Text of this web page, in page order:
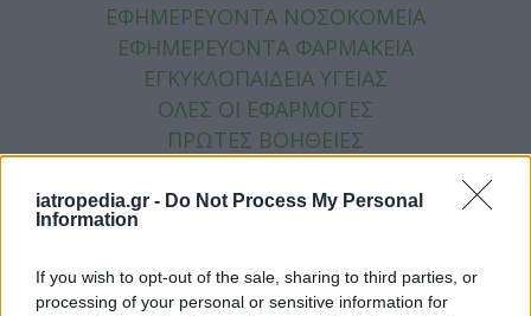
iatropedia.gr - Do Not Process My Personal
Information
If you wish to opt-out of the sale, sharing to third parties, or
processing of your personal or sensitive information for
ΕΦΗΜΕΡΕΥΟΝΤΑ ΝΟΣΟΚΟΜΕΙΑ
ΕΦΗΜΕΡΕΥΟΝΤΑ ΦΑΡΜΑΚΕΙΑ
ΕΓΚΥΚΛΟΠΑΙΔΕΙΑ ΥΓΕΙΑΣ
ΟΛΕΣ ΟΙ ΕΦΑΡΜΟΓΕΣ
ΠΡΩΤΕΣ ΒΟΗΘΕΙΕΣ
SOCIAL
TWITTER
ΕΠΙΚΟΙΝΩΝΙΑ